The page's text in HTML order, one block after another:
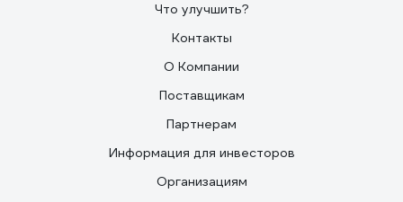
Что улучшить?
Контакты
О Компании
Поставщикам
Партнерам
Информация для инвесторов
Организациям